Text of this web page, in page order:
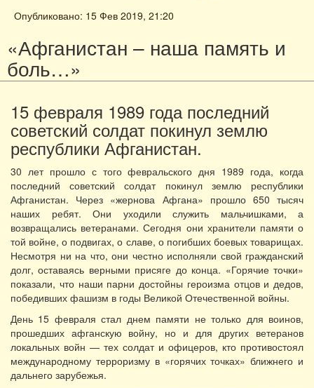
Опубликовано: 15 Фев 2019, 21:20
«Афганистан – наша память и
боль…»
15 февраля 1989 года последний
советский солдат покинул землю
республики Афганистан.
30 лет прошло с того февральского дня 1989 года, когда
последний советский солдат покинул землю республики
Афганистан. Через «жернова Афгана» прошло 650 тысяч
наших ребят. Они уходили служить мальчишками, а
возвращались ветеранами. Сегодня они хранители памяти о
той войне, о подвигах, о славе, о погибших боевых товарищах.
Несмотря ни на что, они честно исполняли свой гражданский
долг, оставаясь верными присяге до конца. «Горячие точки»
показали, что наши парни достойны героизма отцов и дедов,
победивших фашизм в годы Великой Отечественной войны.
День 15 февраля стал днем памяти не только для воинов,
прошедших афганскую войну, но и для других ветеранов
локальных войн — тех солдат и офицеров, кто противостоял
международному терроризму в «горячих точках» ближнего и
дальнего зарубежья.